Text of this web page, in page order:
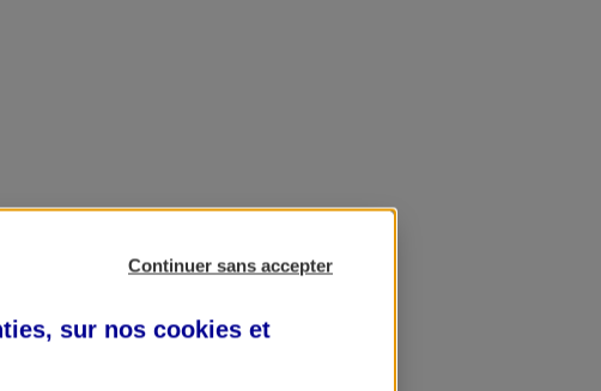
Continuer sans accepter
sur nos cookies et